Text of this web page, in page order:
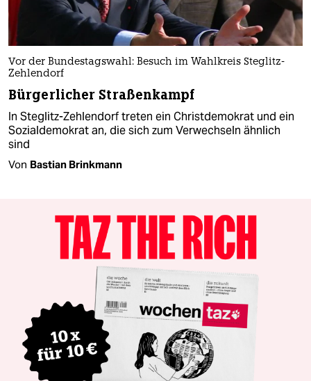
Vor der Bundestagswahl: Besuch im Wahlkreis Steglitz-
Zehlendorf
Bürgerlicher Straßenkampf
In Steglitz-Zehlendorf treten ein Christdemokrat und ein
Sozialdemokrat an, die sich zum Verwechseln ähnlich
sind
Von Bastian Brinkmann